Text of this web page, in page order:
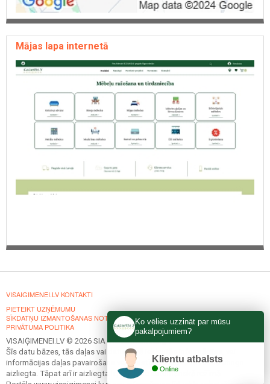
Mājas lapa internetā
VISAIGIMENEI.LV KONTAKTI
PIETEIKT UZŅĒMUMU
SĪKDATŅU IZMANTOŠANAS NOTEIKUMI
PRIVĀTUMA POLITIKA
VISAIĢIMENEI.LV © 2026 SIA "heise marketing".
Šīs datu bāzes, tās daļas vai datu bāzē iekļautās informācijas, vai
informācijas daļas pavairošana vai izplatīšana jebkādā formā stingri
aizliegta. Tāpat arī ir aizliegta lejupielāde automātiskā režīmā.
Ko vēlies uzzināt par mūsu
pakalpojumiem?
Klientu atbalsts
Online